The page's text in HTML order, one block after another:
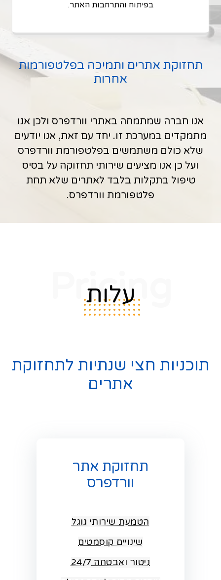
בפיתוח והתרחבות האתר.
תחזוקת אתרים ותמיכה בפלטפורמות
אחרות
אנו חברה שמתמחה באתרי וורדפרס ולכן אנו
מתמקדים במערכת זו. יחד עם זאת, אנו יודעים
שלא כולם משתמשים בפלטפורמת וורדפרס
ועל כן אנו מציעים שירותי תחזוקה על בסיס
טיפול בתקלות בלבד לאתרים שלא תחת
פלטפורמת וורדפרס.
Pricing
עלות
תוכניות חצי שנתיות לתחזוקת
אתרים
תחזוקת אתר
וורדפרס
הטמעת שירותי גוגל
שינויים קוסמטים
ניטור ואבטחה 24/7